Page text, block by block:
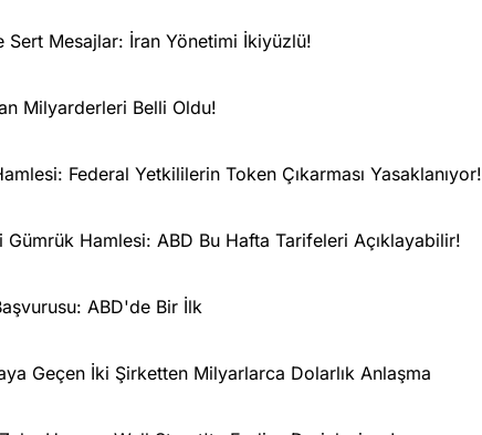
Sert Mesajlar: İran Yönetimi İkiyüzlü!
Milyarderleri Belli Oldu!
Federal Yetkililerin Token Çıkarması Yasaklanıyor!
Hamlesi: ABD Bu Hafta Tarifeleri Açıklayabilir!
ABD'de Bir İlk
Geçen İki Şirketten Milyarlarca Dolarlık Anlaşma